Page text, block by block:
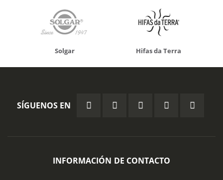
Solgar Hifas da Terra
SÍGUENOS EN
INFORMACIÓN DE CONTACTO